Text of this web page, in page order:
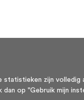
zijn
op "Gebruik mijn